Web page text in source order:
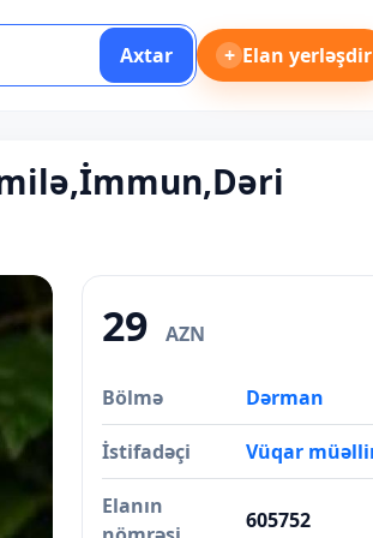
Axtar + Elan yerləşdir
29 AZN
Bölmə Dərman
İstifadəçi Vüqar
Elanın
605752